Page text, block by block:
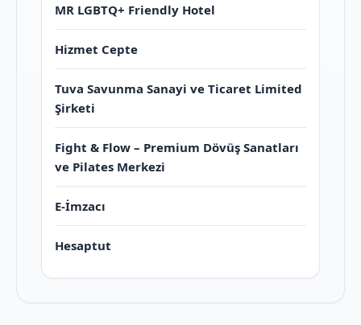
MR LGBTQ+ Friendly Hotel
Hizmet Cepte
Tuva Savunma Sanayi ve Ticaret Limited
Şirketi
Fight & Flow – Premium Dövüş Sanatları
ve Pilates Merkezi
E-İmzacı
Hesaptut